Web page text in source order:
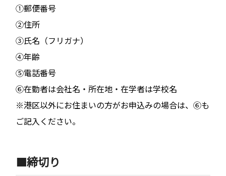
①郵便番号
②住所
③氏名（フリガナ）
④年齢
⑤電話番号
⑥在勤者は会社名・所在地・在学者は学校名
※港区以外にお住まいの方がお申込みの場合は、⑥も
ご記入ください。
🟧締切り